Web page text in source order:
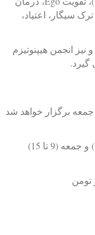
سیگار، اعتیاد،
انجمن هیپنوتیزم
برگزار خواهد شد
جلسات آموزشی، روزهای پنجشنبه (13 تا 19) و جمعه (9 تا 15)
تومن